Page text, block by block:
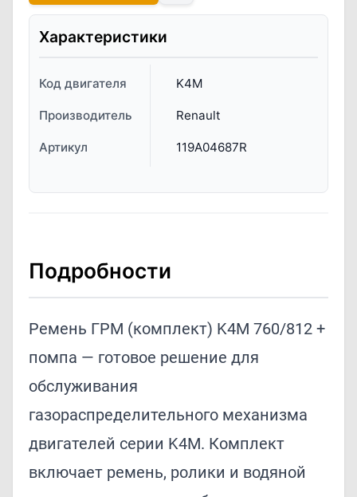
Характеристики
Код двигателя K4M
Производитель Renault
Артикул 119A04687R
Подробности
Ремень ГРМ (комплект) K4M 760/812 +
помпа — готовое решение для
обслуживания
газораспределительного механизма
двигателей серии K4M. Комплект
включает ремень, ролики и водяной